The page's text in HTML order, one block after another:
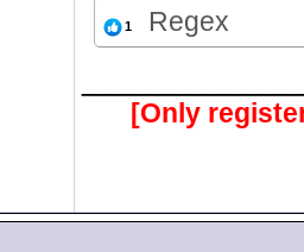
1 Regex
[Only